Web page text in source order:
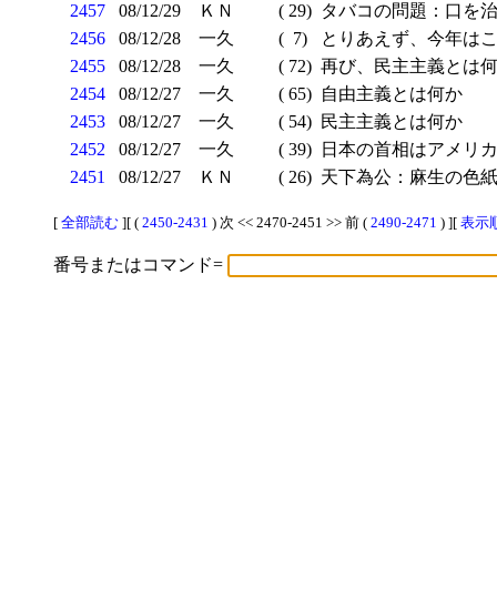
2457
08/12/29 ＫＮ ( 29) タバコの問題：口を
2456
08/12/28 一久 ( 7)
とりあえず、今年は
2455
08/12/28 一久 ( 72) 再び、民主主義とは
2454
08/12/27 一久 ( 65) 自由主義とは何か
2453
08/12/27 一久 ( 54) 民主主義とは何か
2452
08/12/27 一久 ( 39)
日本の首相はアメリ
2451
08/12/27 ＫＮ ( 26) 天下為公：麻生の色紙
[ 全部読む ][ ( 2450-2431 ) 次 << 2470-2451 >> 前 ( 2490-2471 ) ][ 表示
番号またはコマンド=